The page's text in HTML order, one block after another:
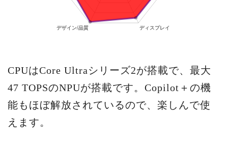
CPUはCore Ultraシリーズ2が搭載で、最大
47 TOPSのNPUが搭載です。Copilot＋の機
能もほぼ解放されているので、楽しんで使
えます。